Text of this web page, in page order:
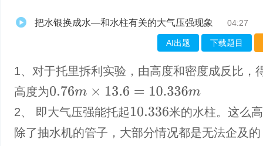
把水银换成水—和水柱有关的大气压强现象 04:27
AI出题 下载题目
1、对于托里拆利实验，由高度和密度成反比，
高度为0.76m×13.6=10.336m
2、 即大气压强能托起 10.336
米的水柱。这么
除了抽水机的管子，大部分情况都是无法企及的